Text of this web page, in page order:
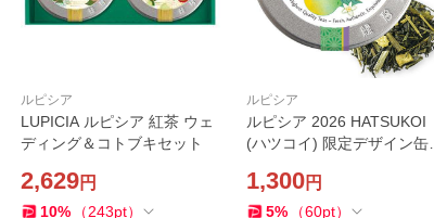
ルピシア
LUPICIA ルピシア 紅茶 ウェ
ディング＆コトブキセット
2,629円
10% （243pt）
ルピシア
ルピシア 2026 HATSUKOI
(ハツコイ) 限定デザイン缶 1
1,300円
5% （60pt）